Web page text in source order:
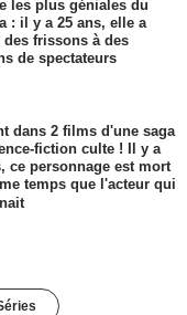
les plus géniales du
: il y a 25 ans, elle a
des frissons à des
de spectateurs
dans 2 films d'une saga
fiction culte ! Il y a
ce personnage est mort
temps que l'acteur qui